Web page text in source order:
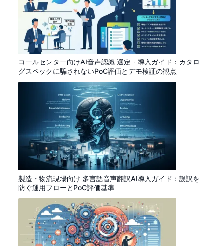
コールセンター向けAI音声認識 選定・導入ガイド：カタロ
グスペックに騙されないPoC評価とデモ検証の観点
製造・物流現場向け 多言語音声翻訳AI導入ガイド：誤訳を
防ぐ運用フローとPoC評価基準